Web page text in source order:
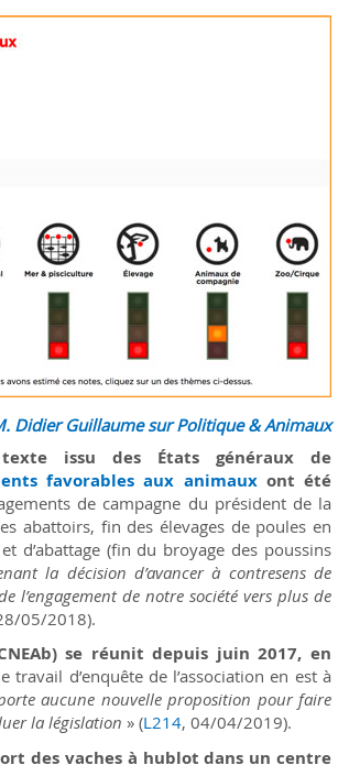
Didier Guillaume sur Politique & Animaux
issu des États généraux de
favorables aux animauxont été
de campagne du président de la
abattoirs, fin des élevages de poules en
d’abattage (fin du broyage des poussins
la décision d’avancer à contresens de
l’engagement de notre société vers plus de
05/2018).
se réunit depuis juin 2017, en
d’enquête de l’association en est à
aucune nouvelle proposition pour faire
la législation » (L214, 04/04/2019).
des vaches à hublot dans un centre